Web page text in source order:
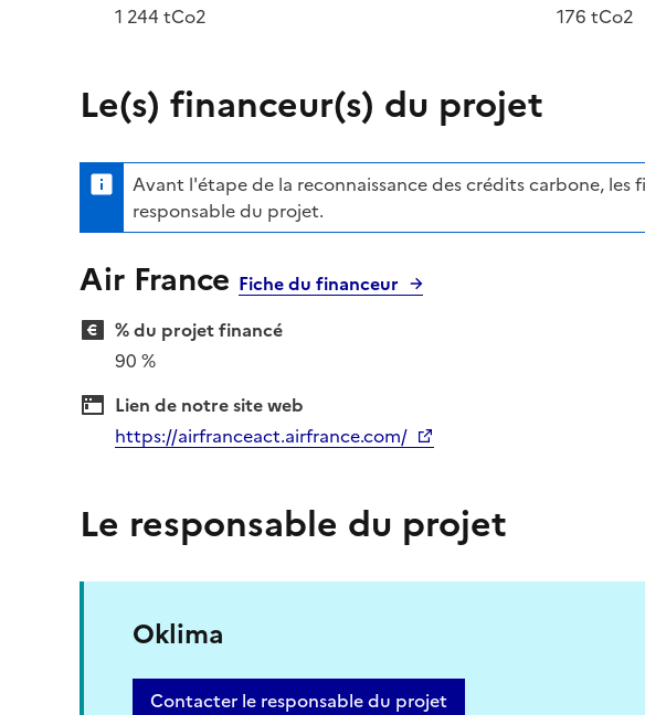
1 244 tCo2
176 tCo2
Le(s) financeur(s) du projet
Avant l'étape de la reconnaissance des crédits carbone,
responsable du projet.
Air France Fiche du financeur
% du projet financé
90 %
Lien de notre site web
https://airfranceact.airfrance.com/
Le responsable du projet
Oklima
Contacter le responsable du projet